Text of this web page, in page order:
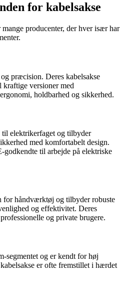
for kabelsakse
producenter, der hver især har
præcision. Deres kabelsakse
versioner med
holdbarhed og sikkerhed.
elektrikerfaget og tilbyder
med komfortabelt design.
til arbejde på elektriske
for håndværktøj og tilbyder robuste
og effektivitet. Deres
og private brugere.
segmentet og er kendt for høj
er ofte fremstillet i hærdet